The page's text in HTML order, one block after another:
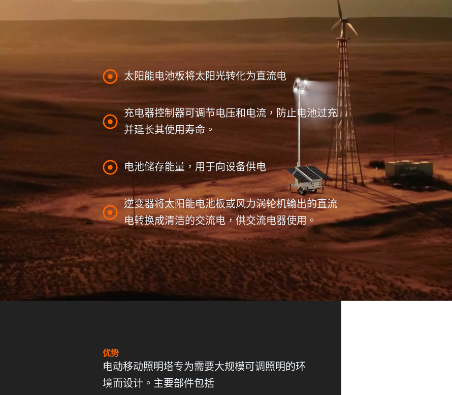
太阳能电池板将太阳光转化为直流电
充电器控制器可调节电压和电流，防止电池过充
并延长其使用寿命。
电池储存能量，用于向设备供电
逆变器将太阳能电池板或风力涡轮机输出的直流
电转换成清洁的交流电，供交流电器使用。
优势
电动移动照明塔专为需要大规模可调照明的环
境而设计。主要部件包括